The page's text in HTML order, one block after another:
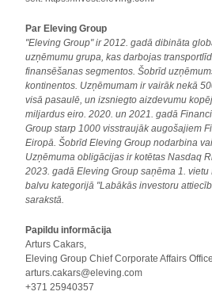
Par Eleving Group
"Eleving Group" ir 2012. gadā dibināta
uzņēmumu grupa, kas darbojas
finansēšanas segmentos. Šobrīd
kontinentos. Uzņēmumam ir vairāk nekā
visā pasaulē, un izsniegto aizdevumu
miljardus eiro. 2020. un 2021. gadā
Group starp 1000 visstraujāk augošajiem
Eiropā. Šobrīd Eleving Group nodarbina
Uzņēmuma obligācijas ir kotētas Nasdaq
2023. gadā Eleving Group saņēma 1.
balvu kategorijā "Labākās investoru
sarakstā.
Papildu informācija
Arturs Cakars,
Eleving Group Chief Corporate Affairs
arturs.cakars@eleving.com
+371 25940357